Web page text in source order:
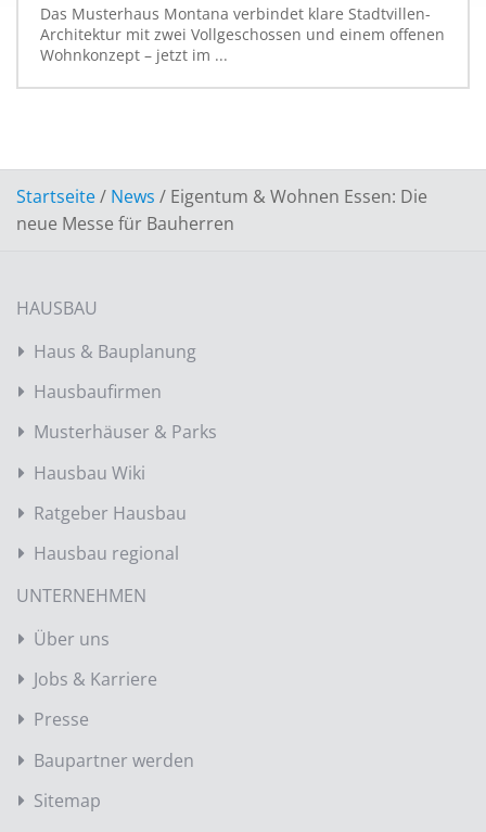
Das Musterhaus Montana verbindet klare Stadtvillen-
Architektur mit zwei Vollgeschossen und einem offenen
Wohnkonzept – jetzt im ...
Startseite/ News / Eigentum & Wohnen Essen: Die
neue Messe für Bauherren
HAUSBAU
Haus & Bauplanung
Hausbaufirmen
Musterhäuser & Parks
Hausbau Wiki
Ratgeber Hausbau
Hausbau regional
UNTERNEHMEN
Über uns
Jobs & Karriere
Presse
Baupartner werden
Sitemap